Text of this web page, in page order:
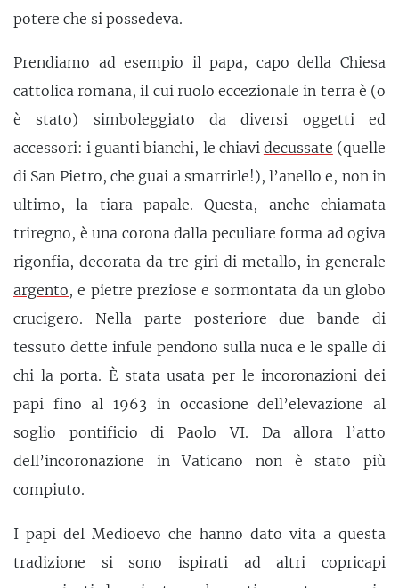
potere che si possedeva.
Prendiamo ad esempio il papa, capo della Chiesa
cattolica romana, il cui ruolo eccezionale in terra è (o
è stato) simboleggiato da diversi oggetti ed
accessori: i guanti bianchi, le chiavi decussate (quelle
di San Pietro, che guai a smarrirle!), l’anello e, non in
ultimo, la tiara papale. Questa, anche chiamata
triregno, è una corona dalla peculiare forma ad ogiva
rigonfia, decorata da tre giri di metallo, in generale
argento, e pietre preziose e sormontata da un globo
crucigero. Nella parte posteriore due bande di
tessuto dette infule pendono sulla nuca e le spalle di
chi la porta. È stata usata per le incoronazioni dei
papi fino al 1963 in occasione dell’elevazione al
soglio pontificio di Paolo VI. Da allora l’atto
dell’incoronazione in Vaticano non è stato più
compiuto.
I papi del Medioevo che hanno dato vita a questa
tradizione si sono ispirati ad altri copricapi